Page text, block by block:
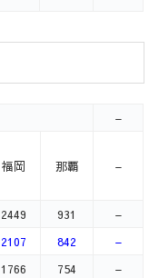
–
福岡 那覇 –
2449 931
–
2107 842
–
1766 754
–